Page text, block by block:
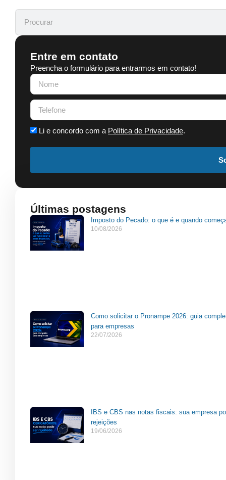
Entre em contato
Preencha o formulário para entrarmos em contato!
Li e concordo com a Política de Privacidade.
Últimas postagens
Imposto do Pecado: o que é e quando
10/08/2026
Como solicitar o Pronampe 2026: guia
para empresas
22/07/2026
IBS e CBS nas notas fiscais: sua empresa
rejeições
19/06/2026